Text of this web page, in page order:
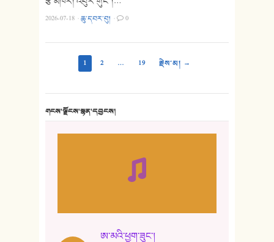
2026-07-18 ·ཆུ་དབར་བུ། · 0
1 2 … 19 རྗེས་མ། →
གངས་ལྗོངས་སྙན་དབྱངས།
ཨ་མའི་ཕྱག་ཟུང་།